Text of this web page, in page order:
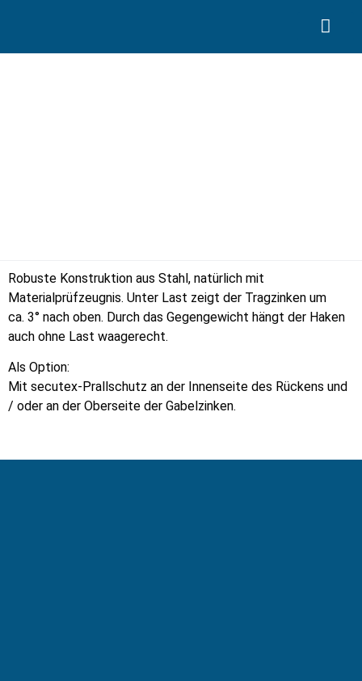
Robuste Konstruktion aus Stahl, natürlich mit
Materialprüfzeugnis. Unter Last zeigt der Tragzinken um
ca. 3° nach oben. Durch das Gegengewicht hängt der Haken
auch ohne Last waagerecht.
Als Option:
Mit secutex-Prallschutz an der Innenseite des Rückens und
/ oder an der Oberseite der Gabelzinken.